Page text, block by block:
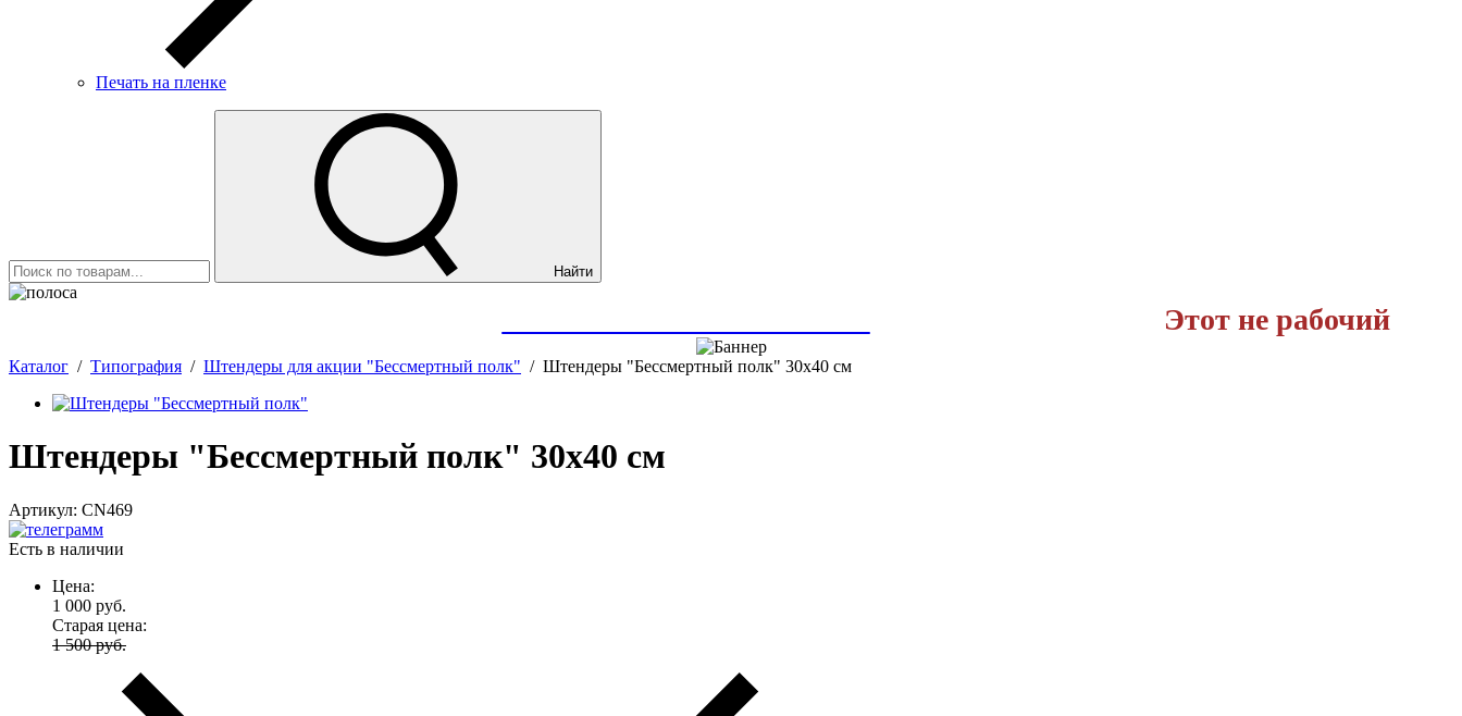
Печать на пленке
Найти
Этот не рабочий
Каталог / Типография / Штендеры для акции "Бессмертный полк" / Штендеры "Бессмертный полк" 30х40 см
Штендеры "Бессмертный полк" 30х40 см
Артикул: CN469
Есть в наличии
Цена:
1 000 руб.
Старая цена:
1 500 руб.